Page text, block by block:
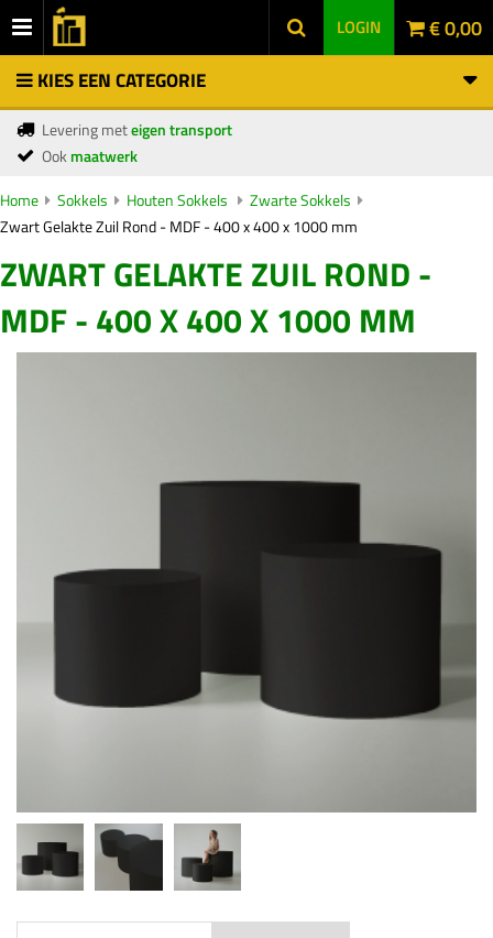
LOGIN € 0,00
KIES EEN CATEGORIE
Levering meteigen transport
Ookmaatwerk
Home Sokkels Houten Sokkels
Zwarte Sokkels
Zwart Gelakte Zuil Rond - MDF - 400 x 400 x 1000 mm
ZWART GELAKTE ZUIL ROND -
MDF - 400 X 400 X 1000 MM